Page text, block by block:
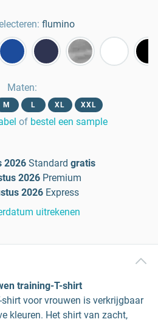
flumino
Maten:
M L XL XXL
of bestel een sample
2026 Standard gratis
2026 Premium
2026 Express
uitrekenen
training-T-shirt
voor vrouwen is verkrijgbaar
kleuren. Het shirt van zacht,